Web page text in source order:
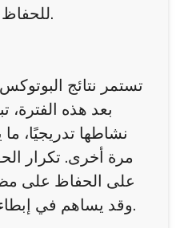
للحفاظ على النتائج لفترة أطول.
بعد هذه الفترة،
نشاطها تدريجيًا،
مرة أخرى. تكرار
على الحفاظ على
وقد يساهم في إبطاء ظهور التجاعيد الجديدة.